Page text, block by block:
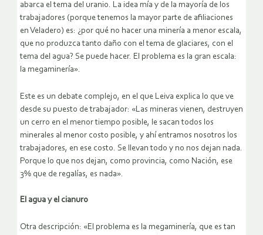
abarca el tema del uranio. La idea mía y de la mayoría de los
trabajadores (porque tenemos la mayor parte de afiliaciones
en Veladero) es: ¿por qué no hacer una minería a menor escala,
que no produzca tanto daño con el tema de glaciares, con el
tema del agua? Se puede hacer. El problema es la gran escala:
la megaminería».
Este es un debate complejo, en el que Leiva explica lo que ve
desde su puesto de trabajador: «Las mineras vienen, destruyen
un cerro en el menor tiempo posible, le sacan todos los
minerales al menor costo posible, y ahí entramos nosotros los
trabajadores, en ese costo. Se llevan todo y no nos dejan nada.
Porque lo que nos dejan, como provincia, como Nación, ese
3% que de regalías, es nada».
El agua y el cianuro
Otra descripción: «El problema es la megaminería, que es tan